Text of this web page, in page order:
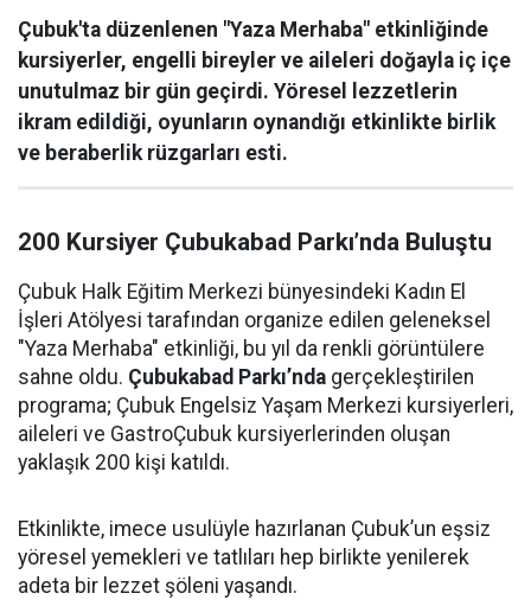
Çubuk'ta düzenlenen "Yaza Merhaba" etkinliğinde
kursiyerler, engelli bireyler ve aileleri doğayla iç içe
unutulmaz bir gün geçirdi. Yöresel lezzetlerin
ikram edildiği, oyunların oynandığı etkinlikte birlik
ve beraberlik rüzgarları esti.
200 Kursiyer Çubukabad Parkı’nda Buluştu
Çubuk Halk Eğitim Merkezi bünyesindeki Kadın El
İşleri Atölyesi tarafından organize edilen geleneksel
"Yaza Merhaba" etkinliği, bu yıl da renkli görüntülere
sahne oldu. Çubukabad Parkı’nda gerçekleştirilen
programa; Çubuk Engelsiz Yaşam Merkezi kursiyerleri,
aileleri ve GastroÇubuk kursiyerlerinden oluşan
yaklaşık 200 kişi katıldı.
Etkinlikte, imece usulüyle hazırlanan Çubuk’un eşsiz
yöresel yemekleri ve tatlıları hep birlikte yenilerek
adeta bir lezzet şöleni yaşandı.